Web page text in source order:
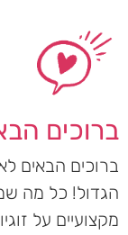
ברוכים
ברוכים הבאים
הגדול! כל מה
מקצועיים על